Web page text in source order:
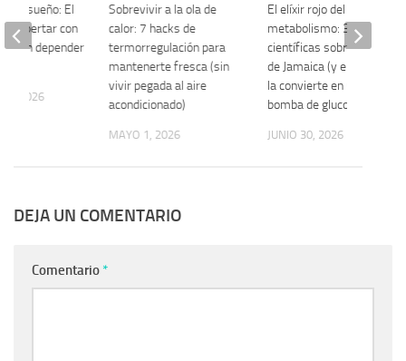
Sobrevivir a la ola de
calor: 7 hacks de
termorregulación para
mantenerte fresca (sin
vivir pegada al aire
acondicionado)
MAYO 1, 2026
El elíxir rojo del
metabolismo: 3 verdades
científicas sobre el Agua
de Jamaica (y el error que
la convierte en una
bomba de glucosa)
JUNIO 30, 2026
del sueño: El
despertar con
(sin depender
23, 2026
DEJA UN COMENTARIO
Comentario *